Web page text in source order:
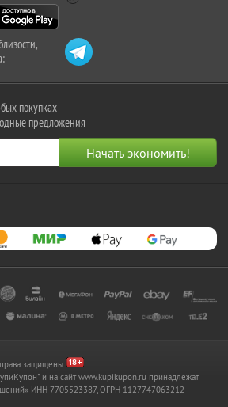
покупках
предложения
защищены.
и на сайт www.kupikupon.ru принадлежат
ИНН 7705523387, ОГРН 1127747063212